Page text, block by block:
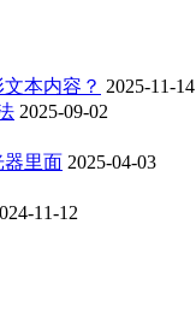
本内容？ 2025-11-14
2025-09-02
器里面 2025-04-03
11-12